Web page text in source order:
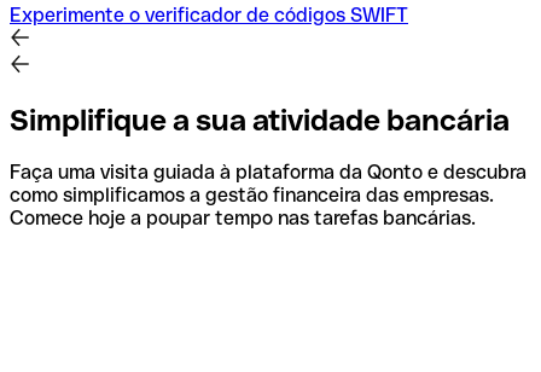
Experimente o verificador de códigos SWIFT
Simplifique a sua atividade bancária
Faça uma visita guiada à plataforma da Qonto e descubra
como simplificamos a gestão financeira das empresas.
Comece hoje a poupar tempo nas tarefas bancárias.